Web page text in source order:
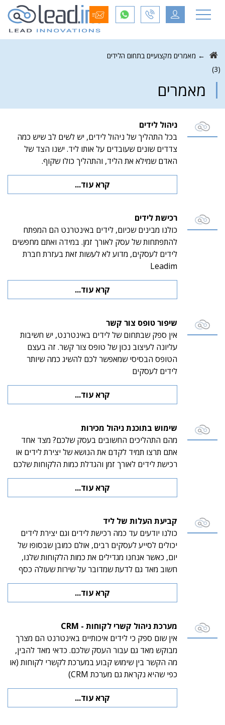
← מאמרים מקצועיים בתחום הלידים
(3)
מאמרים
ניהול לידים
בכל התהליך של ניהול לידים, יש לשים לב שיש כמה
צדדים שונים שעובדים על אותו ליד. ישנו הצד של
האדם שמילא את הליד, והתהליך כולו שקוף.
קרא עוד...
רכישת לידים
כולנו מבינים שכיום, לידים באינטרנט הם המפתח
להתפתחות של עסק לאורך זמן. במידה ואתם מחפשים
לידים לעסקים, מדוע לא לעשות זאת בעזרת חברת
Leadim
קרא עוד...
שיפור טופס צור קשר
אין ספק שבתחום של לידים באינטרנט, יש חשיבות
עליונה לעיצוב נכון של טופס צור קשר. זה בעצם
הטופס הבסיסי שמאפשר לכם להשיג כמה שיותר
לידים לעסקים
קרא עוד...
שימוש בתוכנת ניהול מכירות
מהם התהליכים החשובים בעסק שלכם? מצד אחד
אתם תרצו תמיד לקדם את הנושא של יצירת לידים או
רכישת לידים לאורך זמן והגדלת כמות הלקוחות שלכם
קרא עוד...
קביעת העלות של ליד
כולנו יודעים עד כמה רכישת לידים וגם יצירת לידים
יכולים לסייע לעסקים רבים, אולם כמובן שבסופו של
יום, כאשר אנחנו מגדילים את כמות הלקוחות שלנו,
חשוב מאד גם לדעת שמדובר על שירות שעולה כסף
קרא עוד...
מערכת ניהול קשרי לקוחות - CRM
אין שום ספק כי לידים איכותיים באינטרנט הם מצרך
מבוקש מאד גם עבור העסק שלכם. כדאי מאד להבין,
מה הקשר בין שימוש קבוע במערכת לקשרי לקוחות (או
כפי שהיא נקראת גם מערכת CRM)
קרא עוד...